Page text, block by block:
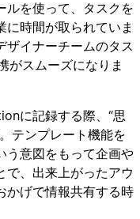
ルを使って、タスクを
時間が取られていま
ザイナーチームのタス
がスムーズになりま
に記録する際、“思
テンプレート機能を
う意図をもって企画や
で、出来上がったアウ
かげで情報共有する時